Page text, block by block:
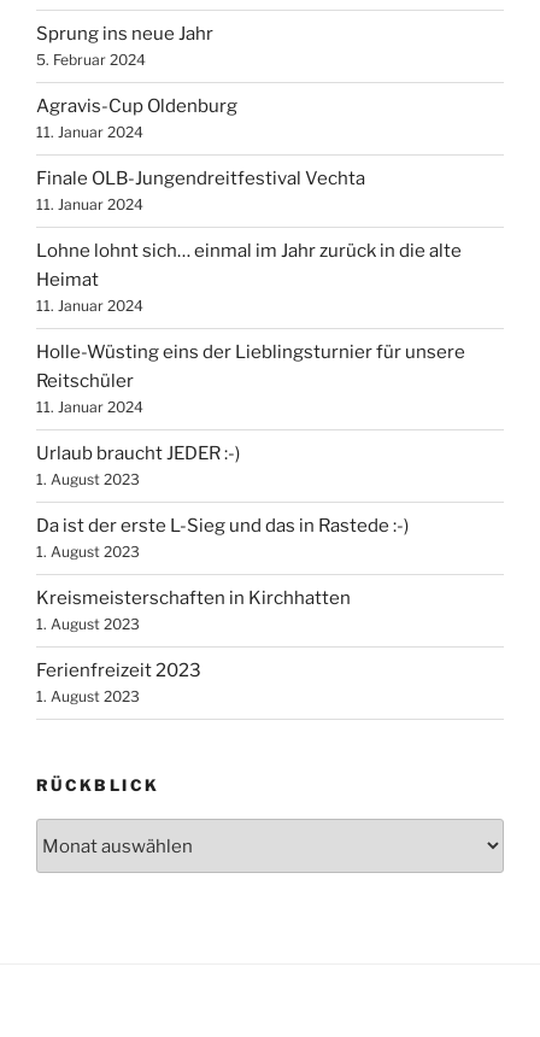
Sprung ins neue Jahr
5. Februar 2024
Agravis-Cup Oldenburg
11. Januar 2024
Finale OLB-Jungendreitfestival Vechta
11. Januar 2024
Lohne lohnt sich… einmal im Jahr zurück in die alte
Heimat
11. Januar 2024
Holle-Wüsting eins der Lieblingsturnier für unsere
Reitschüler
11. Januar 2024
Urlaub braucht JEDER :-)
1. August 2023
Da ist der erste L-Sieg und das in Rastede :-)
1. August 2023
Kreismeisterschaften in Kirchhatten
1. August 2023
Ferienfreizeit 2023
1. August 2023
RÜCKBLICK